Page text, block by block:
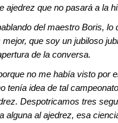
ajedrez que no pasará a la
del maestro Boris,
que soy un jubiloso
de la conversa.
no me había visto por
tenía idea de tal
Despotricamos tres
alguna al ajedrez, esa